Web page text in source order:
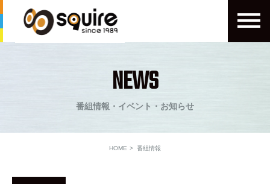
NEWS
番組情報・イベント・お知らせ
HOME 番組情報